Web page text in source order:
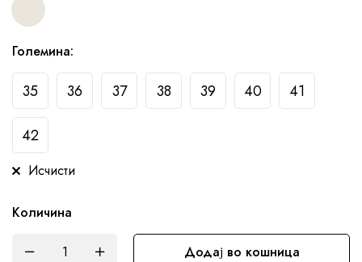
Големина:
35 36 37 38 39 40 41
42
Исчисти
Количина
Додај во кошница